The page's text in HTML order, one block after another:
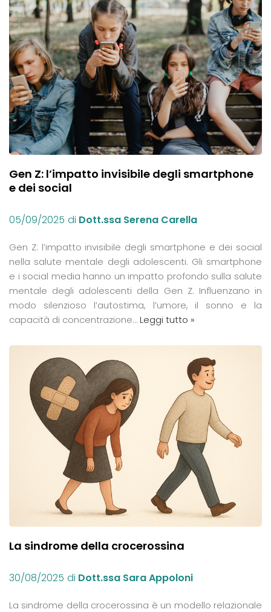
Gen Z: l’impatto invisibile degli smartphone
e dei social
05/09/2025 di Dott.ssa Serena Carella
Gen Z: l’impatto invisibile degli smartphone e dei social
nella salute mentale degli adolescenti. Gli smartphone
e i social media hanno un impatto profondo sulla salute
mentale degli adolescenti della Gen Z. Influenzano in
modo silenzioso l’autostima, l’umore, il sonno e la
capacità di concentrazione…Leggi tutto »
La sindrome della crocerossina
30/08/2025 di Dott.ssa Sara Appoloni
La sindrome della crocerossina è un modello relazionale